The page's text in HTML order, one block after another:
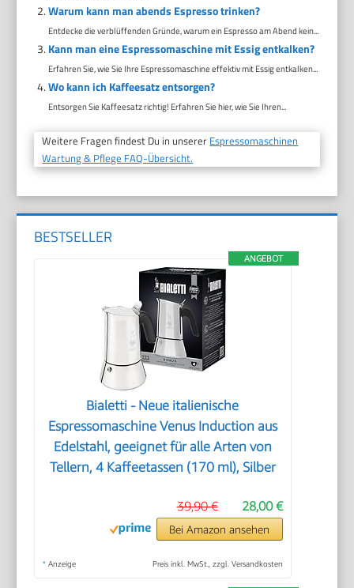
Warum kann man abends Espresso trinken?
Entdecke die verblüffenden Gründe, warum ein Espresso am Abend kein...
Kann man eine Espressomaschine mit Essig entkalken?
Erfahren Sie, wie Sie Ihre Espressomaschine effektiv mit Essig entkalken...
Wo kann ich Kaffeesatz entsorgen?
Entsorgen Sie Kaffeesatz richtig! Erfahren Sie hier, wie Sie Ihren...
Weitere Fragen findest Du in unserer Espressomaschinen
Wartung & Pflege FAQ-Übersicht.
BESTSELLER
ANGEBOT
Bialetti - Neue italienische
Espressomaschine Venus Induction aus
Edelstahl, geeignet für alle Arten von
Tellern, 4 Kaffeetassen (170 ml), Silber
28,00 €
39,90 €
Bei Amazon ansehen
* Anzeige Preis inkl. MwSt., zzgl. Versandkosten